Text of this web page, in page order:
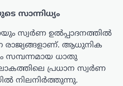
സാന്നിധ്യം
സ്വർണ ഉൽപ്പാദനത്തിൽ
രാജ്യങ്ങളാണ്. ആധുനിക
സമ്പന്നമായ ധാതു
പ്രധാന സ്വർണ
നിലനിർത്തുന്നു.